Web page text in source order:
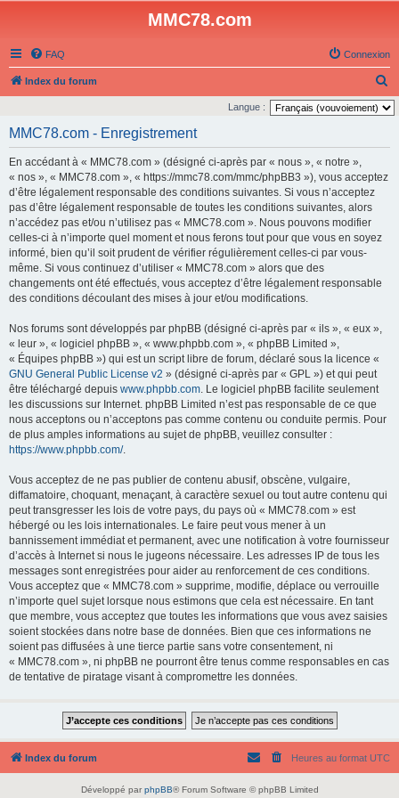
MMC78.com
FAQ Connexion
Index du forum
e
Langue :
MMC78.com - Enregistrement
En accédant à « MMC78.com » (désigné ci-après par « nous », « notre »,
« nos », « MMC78.com », « https://mmc78.com/mmc/phpBB3 »), vous acceptez
d’être légalement responsable des conditions suivantes. Si vous n’acceptez
pas d’être légalement responsable de toutes les conditions suivantes, alors
n’accédez pas et/ou n’utilisez pas « MMC78.com ». Nous pouvons modifier
celles-ci à n’importe quel moment et nous ferons tout pour que vous en soyez
informé, bien qu’il soit prudent de vérifier régulièrement celles-ci par vous-
même. Si vous continuez d’utiliser « MMC78.com » alors que des
changements ont été effectués, vous acceptez d’être légalement responsable
des conditions découlant des mises à jour et/ou modifications.
Nos forums sont développés par phpBB (désigné ci-après par « ils », « eux »,
« leur », « logiciel phpBB », « www.phpbb.com », « phpBB Limited »,
« Équipes phpBB ») qui est un script libre de forum, déclaré sous la licence «
GNU General Public License v2 » (désigné ci-après par « GPL ») et qui peut
être téléchargé depuis www.phpbb.com. Le logiciel phpBB facilite seulement
les discussions sur Internet. phpBB Limited n’est pas responsable de ce que
nous acceptons ou n’acceptons pas comme contenu ou conduite permis. Pour
de plus amples informations au sujet de phpBB, veuillez consulter :
https://www.phpbb.com/.
Vous acceptez de ne pas publier de contenu abusif, obscène, vulgaire,
diffamatoire, choquant, menaçant, à caractère sexuel ou tout autre contenu qui
peut transgresser les lois de votre pays, du pays où « MMC78.com » est
hébergé ou les lois internationales. Le faire peut vous mener à un
bannissement immédiat et permanent, avec une notification à votre fournisseur
d’accès à Internet si nous le jugeons nécessaire. Les adresses IP de tous les
messages sont enregistrées pour aider au renforcement de ces conditions.
Vous acceptez que « MMC78.com » supprime, modifie, déplace ou verrouille
n’importe quel sujet lorsque nous estimons que cela est nécessaire. En tant
que membre, vous acceptez que toutes les informations que vous avez saisies
soient stockées dans notre base de données. Bien que ces informations ne
soient pas diffusées à une tierce partie sans votre consentement, ni
« MMC78.com », ni phpBB ne pourront être tenus comme responsables en cas
de tentative de piratage visant à compromettre les données.
Index du forum Heures au format UTC
Développé par phpBB® Forum Software © phpBB Limited